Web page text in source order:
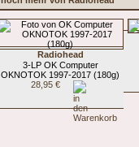
Radiohead
3-LP OK Computer
OKNOTOK 1997-2017 (180g)
28,95 €